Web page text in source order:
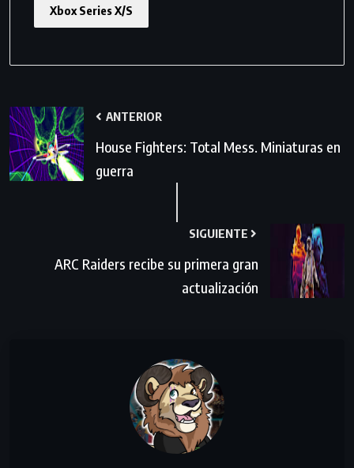
Xbox Series X/S
ANTERIOR
House Fighters: Total Mess. Miniaturas en
guerra
SIGUIENTE
ARC Raiders recibe su primera gran
actualización